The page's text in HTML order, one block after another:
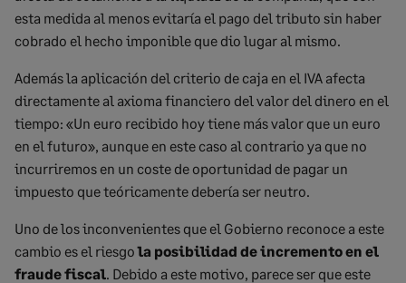
esta medida al menos evitaría el pago del tributo sin haber
cobrado el hecho imponible que dio lugar al mismo.
Además la aplicación del criterio de caja en el IVA afecta
directamente al axioma financiero del valor del dinero en el
tiempo: «Un euro recibido hoy tiene más valor que un euro
en el futuro», aunque en este caso al contrario ya que no
incurriremos en un coste de oportunidad de pagar un
impuesto que teóricamente debería ser neutro.
Uno de los inconvenientes que el Gobierno reconoce a este
cambio es el riesgola posibilidad de incremento en el
fraude fiscal. Debido a este motivo, parece ser que este